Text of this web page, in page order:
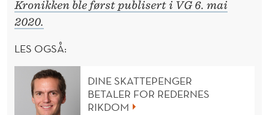
Kronikken ble først publisert i VG 6. mai
2020.
LES OGSÅ:
DINE SKATTEPENGER
BETALER FOR REDERNES
RIKDOM